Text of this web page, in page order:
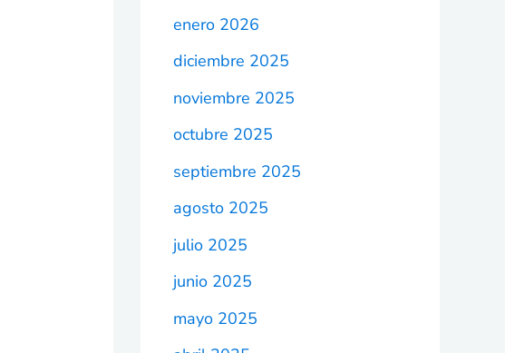
enero 2026
diciembre 2025
noviembre 2025
octubre 2025
septiembre 2025
agosto 2025
julio 2025
junio 2025
mayo 2025